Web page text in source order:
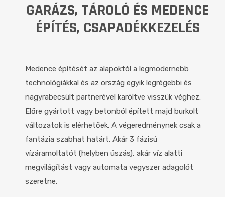
GARÁZS, TÁROLÓ ÉS MEDENCE
ÉPÍTÉS, CSAPADÉKKEZELÉS
Medence építését az alapoktól a legmodernebb
technológiákkal és az ország egyik legrégebbi és
nagyrabecsült partnerével karöltve visszük véghez.
Előre gyártott vagy betonból épített majd burkolt
változatok is elérhetőek. A végeredménynek csak a
fantázia szabhat határt. Akár 3 fázisú
vízáramoltatót (helyben úszás), akár víz alatti
megvilágítást vagy automata vegyszer adagolót
szeretne.